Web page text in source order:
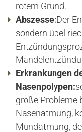
rotem Grund.
Abszesse:Der
sondern übel
Erkrankungen
Nasenpolypen:
große Probleme
Nasenatmung,
Mundatmung,